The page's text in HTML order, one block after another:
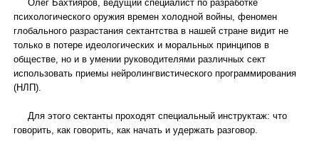
Олег Бахтияров, ведущий специалист по разработке
психологического оружия времен холодной войны, феномен
глобального разрастания сектантства в нашей стране видит не
только в потере идеологических и моральных принципов в
обществе, но и в умении руководителями различных сект
использовать приемы нейролингвистического программирования
(НЛП).
Для этого сектанты проходят специальный инструктаж: что
говорить, как говорить, как начать и удержать разговор.